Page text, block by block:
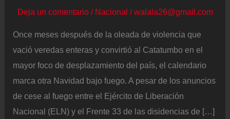
Deja un comentario / Nacional /walala26@gmail.com
Once meses después de la oleada de violencia que
vació veredas enteras y convirtió al Catatumbo en el
mayor foco de desplazamiento del país, el calendario
marca otra Navidad bajo fuego. A pesar de los anuncios
de cese al fuego entre el Ejército de Liberación
Nacional (ELN) y el Frente 33 de las disidencias de […]